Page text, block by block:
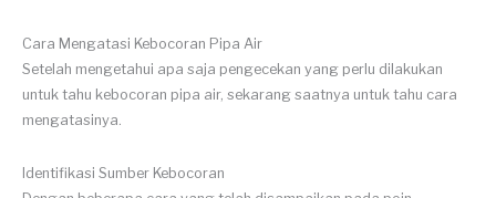
Cara Mengatasi Kebocoran Pipa Air
Setelah mengetahui apa saja pengecekan yang perlu dilakukan
untuk tahu kebocoran pipa air, sekarang saatnya untuk tahu cara
mengatasinya.
Identifikasi Sumber Kebocoran